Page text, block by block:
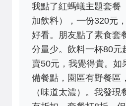
我點了紅螞蟻主題套餐
加飲料），一份320元
好看。朋友點了素食套
分量少。飲料一杯80元
賣50元，我覺得貴。如
備餐點，園區有野餐區
（味道太濃）。我發